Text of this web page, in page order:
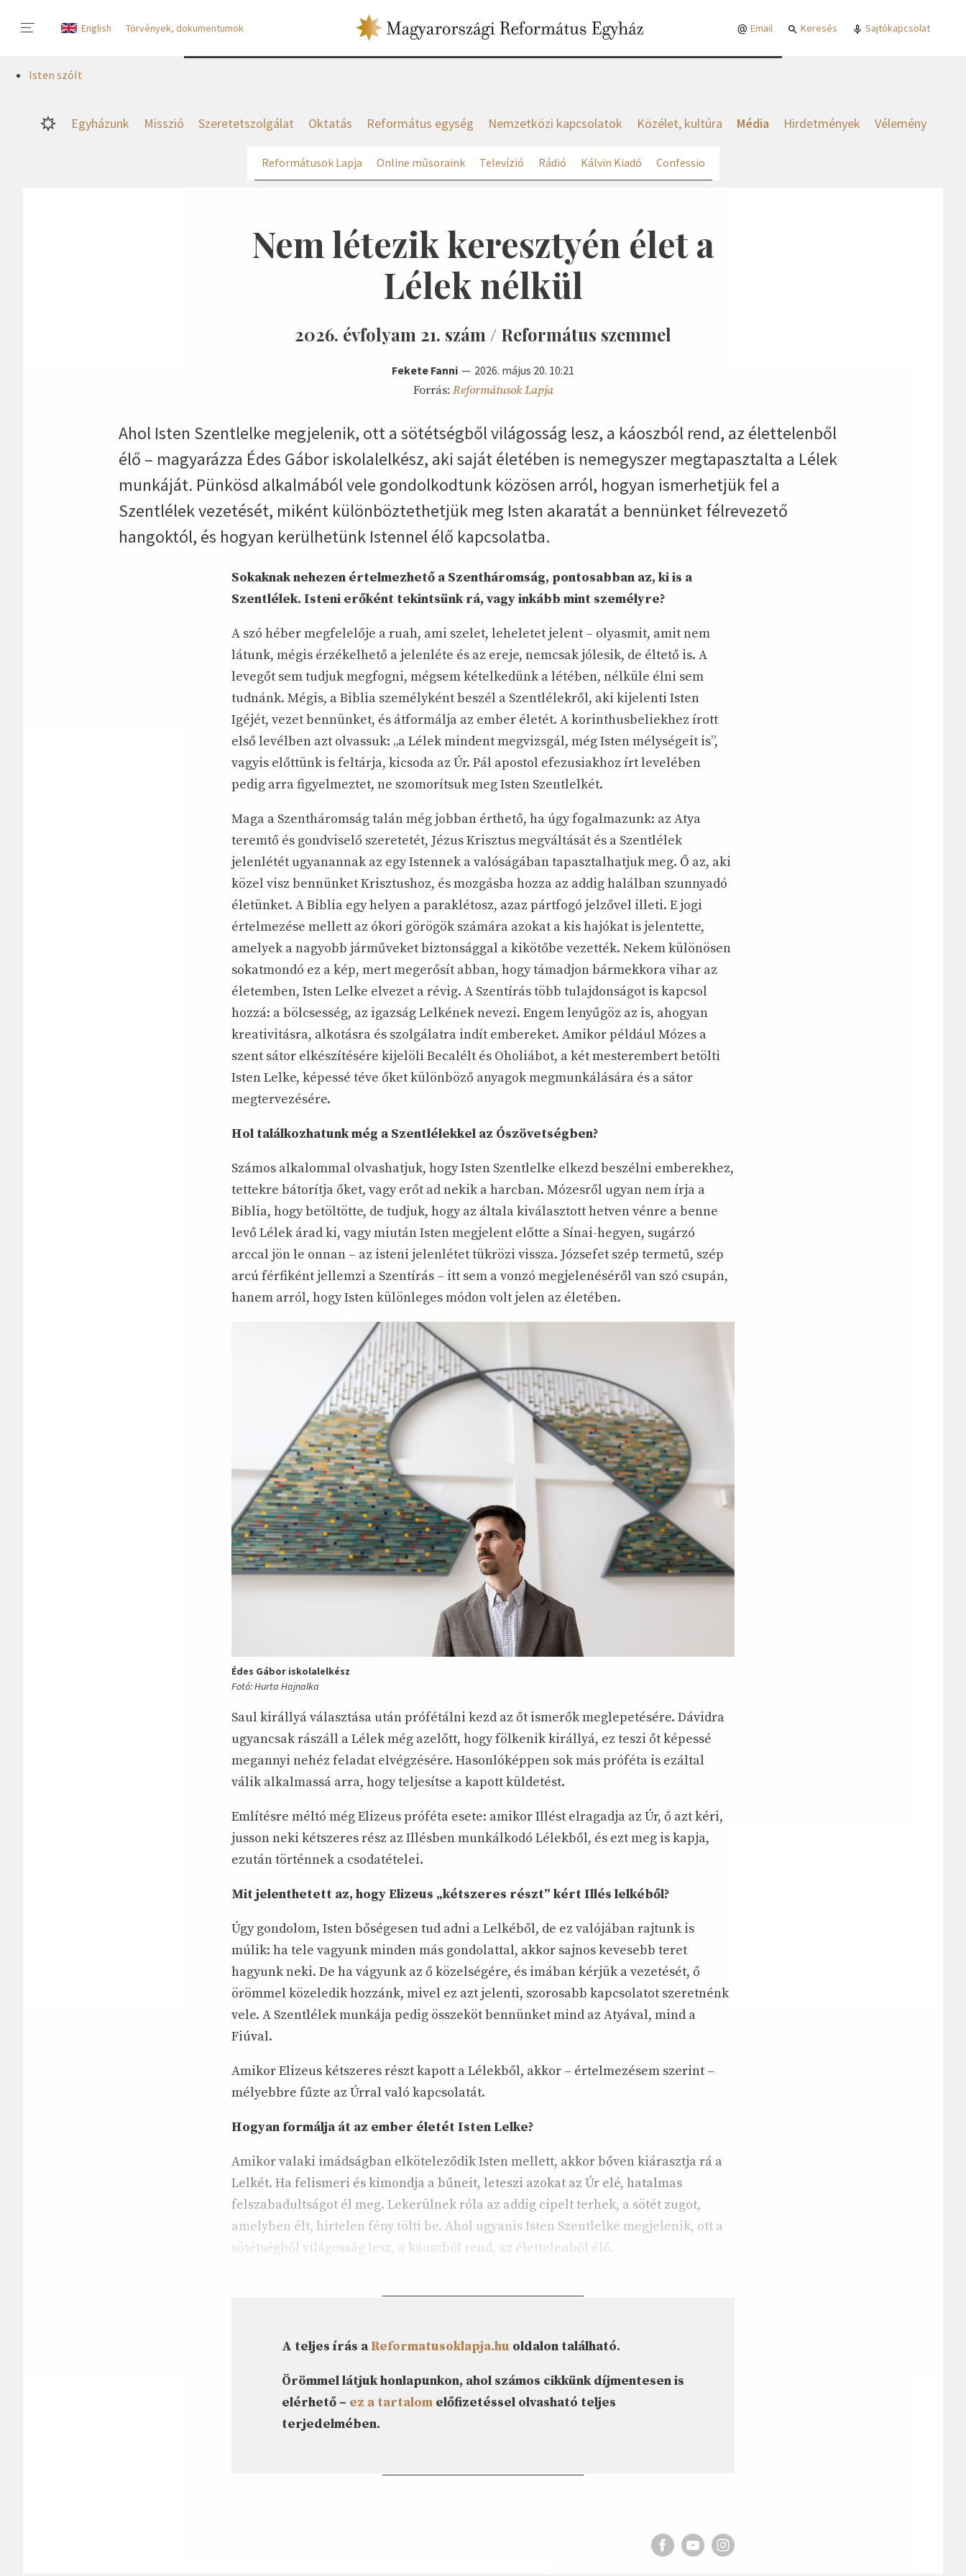
English Törvények, dokumentumok Email Keresés Sajtókapcsolat
Isten szólt
Egyházunk Misszió Szeretetszolgálat Oktatás Református egység Nemzetközi kapcsolatok Közélet, kultúra Média Hirdetmények Vélemény
Reformátusok Lapja Online műsoraink Televízió Rádió Kálvin Kiadó Confessio
Nem létezik keresztyén élet a
Lélek nélkül
2026. évfolyam 21. szám / Református szemmel
Fekete Fanni
2026. május 20. 10:21
Forrás: Reformátusok Lapja
Ahol Isten Szentlelke megjelenik, ott a sötétségből világosság lesz, a káoszból rend, az élettelenből
élő – magyarázza Édes Gábor iskolalelkész, aki saját életében is nemegyszer megtapasztalta a Lélek
munkáját. Pünkösd alkalmából vele gondolkodtunk közösen arról, hogyan ismerhetjük fel a
Szentlélek vezetését, miként különböztethetjük meg Isten akaratát a bennünket félrevezető
hangoktól, és hogyan kerülhetünk Istennel élő kapcsolatba.
Sokaknak nehezen értelmezhető a Szentháromság, pontosabban az, ki is a
Szentlélek. Isteni erőként tekintsünk rá, vagy inkább mint személyre?
A szó héber megfelelője a ruah, ami szelet, leheletet jelent – olyasmit, amit nem
látunk, mégis érzékelhető a jelenléte és az ereje, nemcsak jólesik, de éltető is. A
levegőt sem tudjuk megfogni, mégsem kételkedünk a létében, nélküle élni sem
tudnánk. Mégis, a Biblia személyként beszél a Szentlélekről, aki kijelenti Isten
Igéjét, vezet bennünket, és átformálja az ember életét. A korinthusbeliekhez írott
első levélben azt olvassuk: „a Lélek mindent megvizsgál, még Isten mélységeit is”,
vagyis előttünk is feltárja, kicsoda az Úr. Pál apostol efezusiakhoz írt levelében
pedig arra figyelmeztet, ne szomorítsuk meg Isten Szentlelkét.
Maga a Szentháromság talán még jobban érthető, ha úgy fogalmazunk: az Atya
teremtő és gondviselő szeretetét, Jézus Krisztus megváltását és a Szentlélek
jelenlétét ugyanannak az egy Istennek a valóságában tapasztalhatjuk meg. Ő az, aki
közel visz bennünket Krisztushoz, és mozgásba hozza az addig halálban szunnyadó
életünket. A Biblia egy helyen a paraklétosz, azaz pártfogó jelzővel illeti. E jogi
értelmezése mellett az ókori görögök számára azokat a kis hajókat is jelentette,
amelyek a nagyobb járműveket biztonsággal a kikötőbe vezették. Nekem különösen
sokatmondó ez a kép, mert megerősít abban, hogy támadjon bármekkora vihar az
életemben, Isten Lelke elvezet a révig. A Szentírás több tulajdonságot is kapcsol
hozzá: a bölcsesség, az igazság Lelkének nevezi. Engem lenyűgöz az is, ahogyan
kreativitásra, alkotásra és szolgálatra indít embereket. Amikor például Mózes a
szent sátor elkészítésére kijelöli Becalélt és Oholiábot, a két mesterembert betölti
Isten Lelke, képessé téve őket különböző anyagok megmunkálására és a sátor
megtervezésére.
Hol találkozhatunk még a Szentlélekkel az Ószövetségben?
Számos alkalommal olvashatjuk, hogy Isten Szentlelke elkezd beszélni emberekhez,
tettekre bátorítja őket, vagy erőt ad nekik a harcban. Mózesről ugyan nem írja a
Biblia, hogy betöltötte, de tudjuk, hogy az általa kiválasztott hetven vénre a benne
levő Lélek árad ki, vagy miután Isten megjelent előtte a Sínai-hegyen, sugárzó
arccal jön le onnan – az isteni jelenlétet tükrözi vissza. Józsefet szép termetű, szép
arcú férfiként jellemzi a Szentírás – itt sem a vonzó megjelenéséről van szó csupán,
hanem arról, hogy Isten különleges módon volt jelen az életében.
Édes Gábor iskolalelkész
Fotó: Hurta Hajnalka
Saul királlyá választása után prófétálni kezd az őt ismerők meglepetésére. Dávidra
ugyancsak rászáll a Lélek még azelőtt, hogy fölkenik királlyá, ez teszi őt képessé
megannyi nehéz feladat elvégzésére. Hasonlóképpen sok más próféta is ezáltal
válik alkalmassá arra, hogy teljesítse a kapott küldetést.
Említésre méltó még Elizeus próféta esete: amikor Illést elragadja az Úr, ő azt kéri,
jusson neki kétszeres rész az Illésben munkálkodó Lélekből, és ezt meg is kapja,
ezután történnek a csodatételei.
Mit jelenthetett az, hogy Elizeus „kétszeres részt” kért Illés lelkéből?
Úgy gondolom, Isten bőségesen tud adni a Lelkéből, de ez valójában rajtunk is
múlik: ha tele vagyunk minden más gondolattal, akkor sajnos kevesebb teret
hagyunk neki. De ha vágyunk az ő közelségére, és imában kérjük a vezetését, ő
örömmel közeledik hozzánk, mivel ez azt jelenti, szorosabb kapcsolatot szeretnénk
vele. A Szentlélek munkája pedig összeköt bennünket mind az Atyával, mind a
Fiúval.
Amikor Elizeus kétszeres részt kapott a Lélekből, akkor – értelmezésem szerint –
mélyebbre fűzte az Úrral való kapcsolatát.
Hogyan formálja át az ember életét Isten Lelke?
Amikor valaki imádságban elköteleződik Isten mellett, akkor bőven kiárasztja rá a
Lelkét. Ha felismeri és kimondja a bűneit, leteszi azokat az Úr elé, hatalmas
felszabadultságot él meg. Lekerülnek róla az addig cipelt terhek, a sötét zugot,
amelyben élt, hirtelen fény tölti be. Ahol ugyanis Isten Szentlelke megjelenik, ott a
sötétségből világosság lesz, a káoszból rend, az élettelenből élő.
A teljes írás a Reformatusoklapja.hu oldalon található.
Örömmel látjuk honlapunkon, ahol számos cikkünk díjmentesen is
elérhető – ez a tartalom előfizetéssel olvasható teljes
terjedelmében.